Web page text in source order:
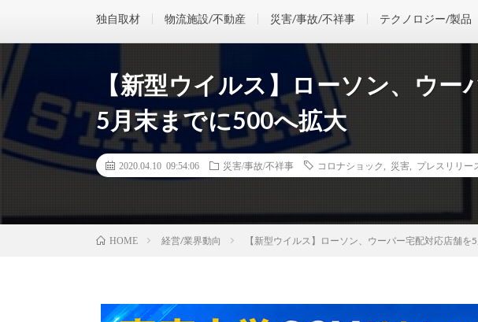
独自取材 物流施設/不動産 災害/事故/不祥事 テクノロジー/製品
【新型ウイルス】ローソン、ウー
5月末までに500へ拡大
2020.04.10 09:54:06 災害/事故/不祥事 コロナショック 災害 プレスリリー
HOME 経営/業界動向 【新型ウイルス】ローソン、ウーバー宅配対応店舗を